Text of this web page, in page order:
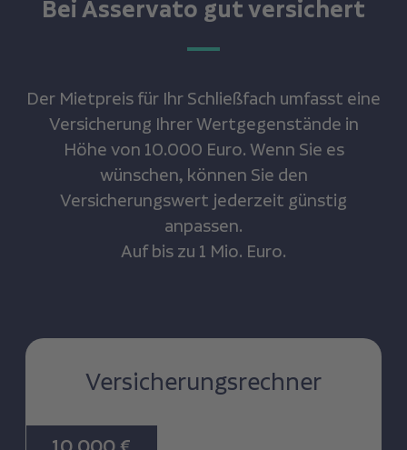
Bei Asservato gut versichert
Der Mietpreis für Ihr Schließfach umfasst eine
Versicherung Ihrer Wertgegenstände in
Höhe von 10.000 Euro. Wenn Sie es
wünschen, können Sie den
Versicherungswert jederzeit günstig
anpassen.
Auf bis zu 1 Mio. Euro.
Versicherungsrechner